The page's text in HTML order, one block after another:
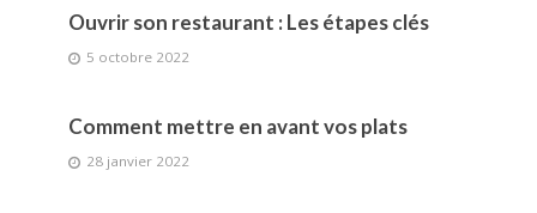
Ouvrir son restaurant : Les étapes clés
5 octobre 2022
Comment mettre en avant vos plats
28 janvier 2022